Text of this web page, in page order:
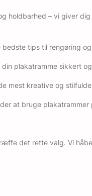
holdbarhed – vi giver
tips til rengøring
plakatramme sikkert
mest kreative og
at bruge plakatrammer
det rette valg. Vi